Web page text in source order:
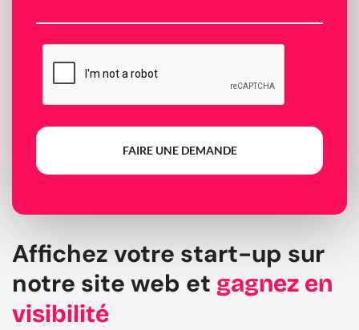
FAIRE UNE DEMANDE
Affichez votre start-up sur
notre site web et gagnez en
visibilité